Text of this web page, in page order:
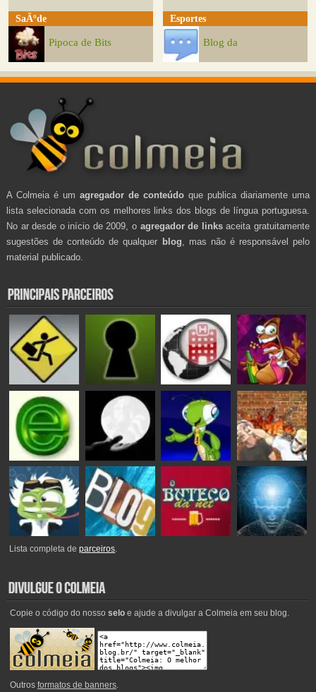
SaÃºde
Pipoca de Bits
Esportes
Blog da
A Colmeia é um agregador de conteúdo que publica diariamente uma
lista selecionada com os melhores links dos blogs de língua portuguesa.
No ar desde o início de 2009, o agregador de linksaceita gratuitamente
sugestões de conteúdo de qualquer blog , mas não é responsável pelo
material publicado.
Lista completa deparceiros.
Copie o código do nosso seloe ajude a divulgar a Colmeia em seu blog.
Outros formatos de banners.